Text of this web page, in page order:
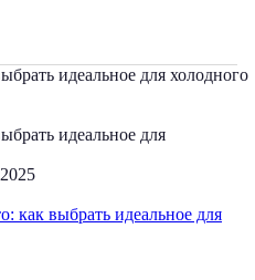
идеальное для
как выбрать идеальное для